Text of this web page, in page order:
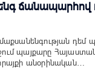
ճանապարհով
դեմ
պայքարը
անօրինական…